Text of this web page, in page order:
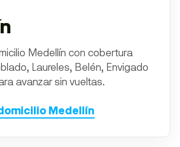
Medellín con cobertura
Laureles, Belén, Envigado
avanzar sin vueltas.
Medellín